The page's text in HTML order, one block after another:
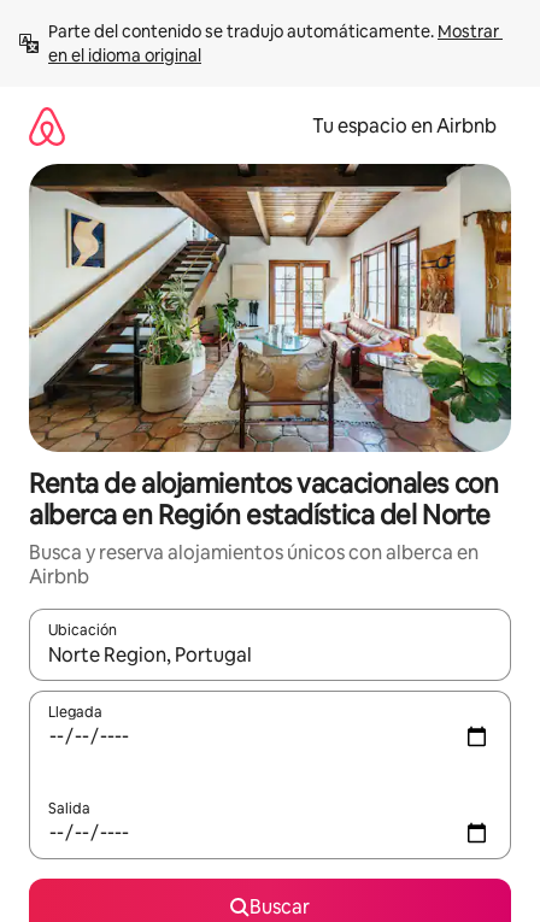
contenido
Parte del contenido se tradujo automáticamente. Mostrar
en el idioma original
Tu espacio en Airbnb
Renta de alojamientos vacacionales con
alberca en Región estadística del Norte
Busca y reserva alojamientos únicos con alberca en
Airbnb
Ubicación
Cuando los resultados estén disponibles, podrás navegar
Llegada
Salida
Buscar